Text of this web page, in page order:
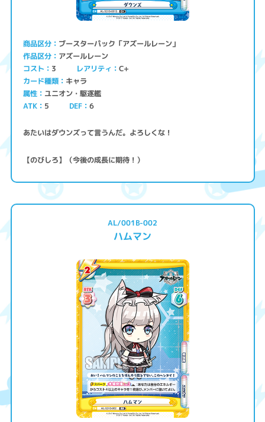
商品区分 ブースターパック「アズールレーン」
作品区分 アズールレーン
コスト 3 レアリティ C+
カード種類 キャラ
属性 ユニオン・駆逐艦
ATK 5 DEF 6
あたいはダウンズって言うんだ。よろしくな！
【のびしろ】（今後の成長に期待！）
AL/001B-002
ハムマン